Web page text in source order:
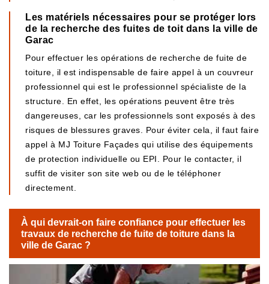
Les matériels nécessaires pour se protéger lors
de la recherche des fuites de toit dans la ville de
Garac
Pour effectuer les opérations de recherche de fuite de
toiture, il est indispensable de faire appel à un couvreur
professionnel qui est le professionnel spécialiste de la
structure. En effet, les opérations peuvent être très
dangereuses, car les professionnels sont exposés à des
risques de blessures graves. Pour éviter cela, il faut faire
appel à MJ Toiture Façades qui utilise des équipements
de protection individuelle ou EPI. Pour le contacter, il
suffit de visiter son site web ou de le téléphoner
directement.
À qui devrait-on faire confiance pour effectuer les
travaux de recherche de fuite de toiture dans la
ville de Garac ?